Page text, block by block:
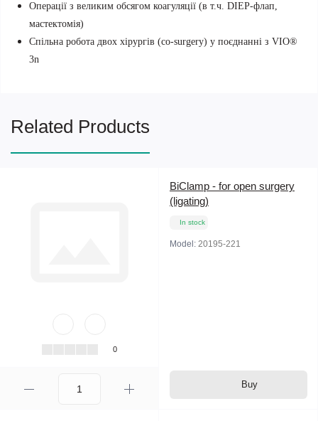
Операції з великим обсягом коагуляції (в т.ч. DIEP-флап,
мастектомія)
Спільна робота двох хірургів (co-surgery) у поєднанні з VIO®
3n
Related Products
0
BiClamp - for open surgery
(ligating)
In stock
Model: 20195-221
Buy